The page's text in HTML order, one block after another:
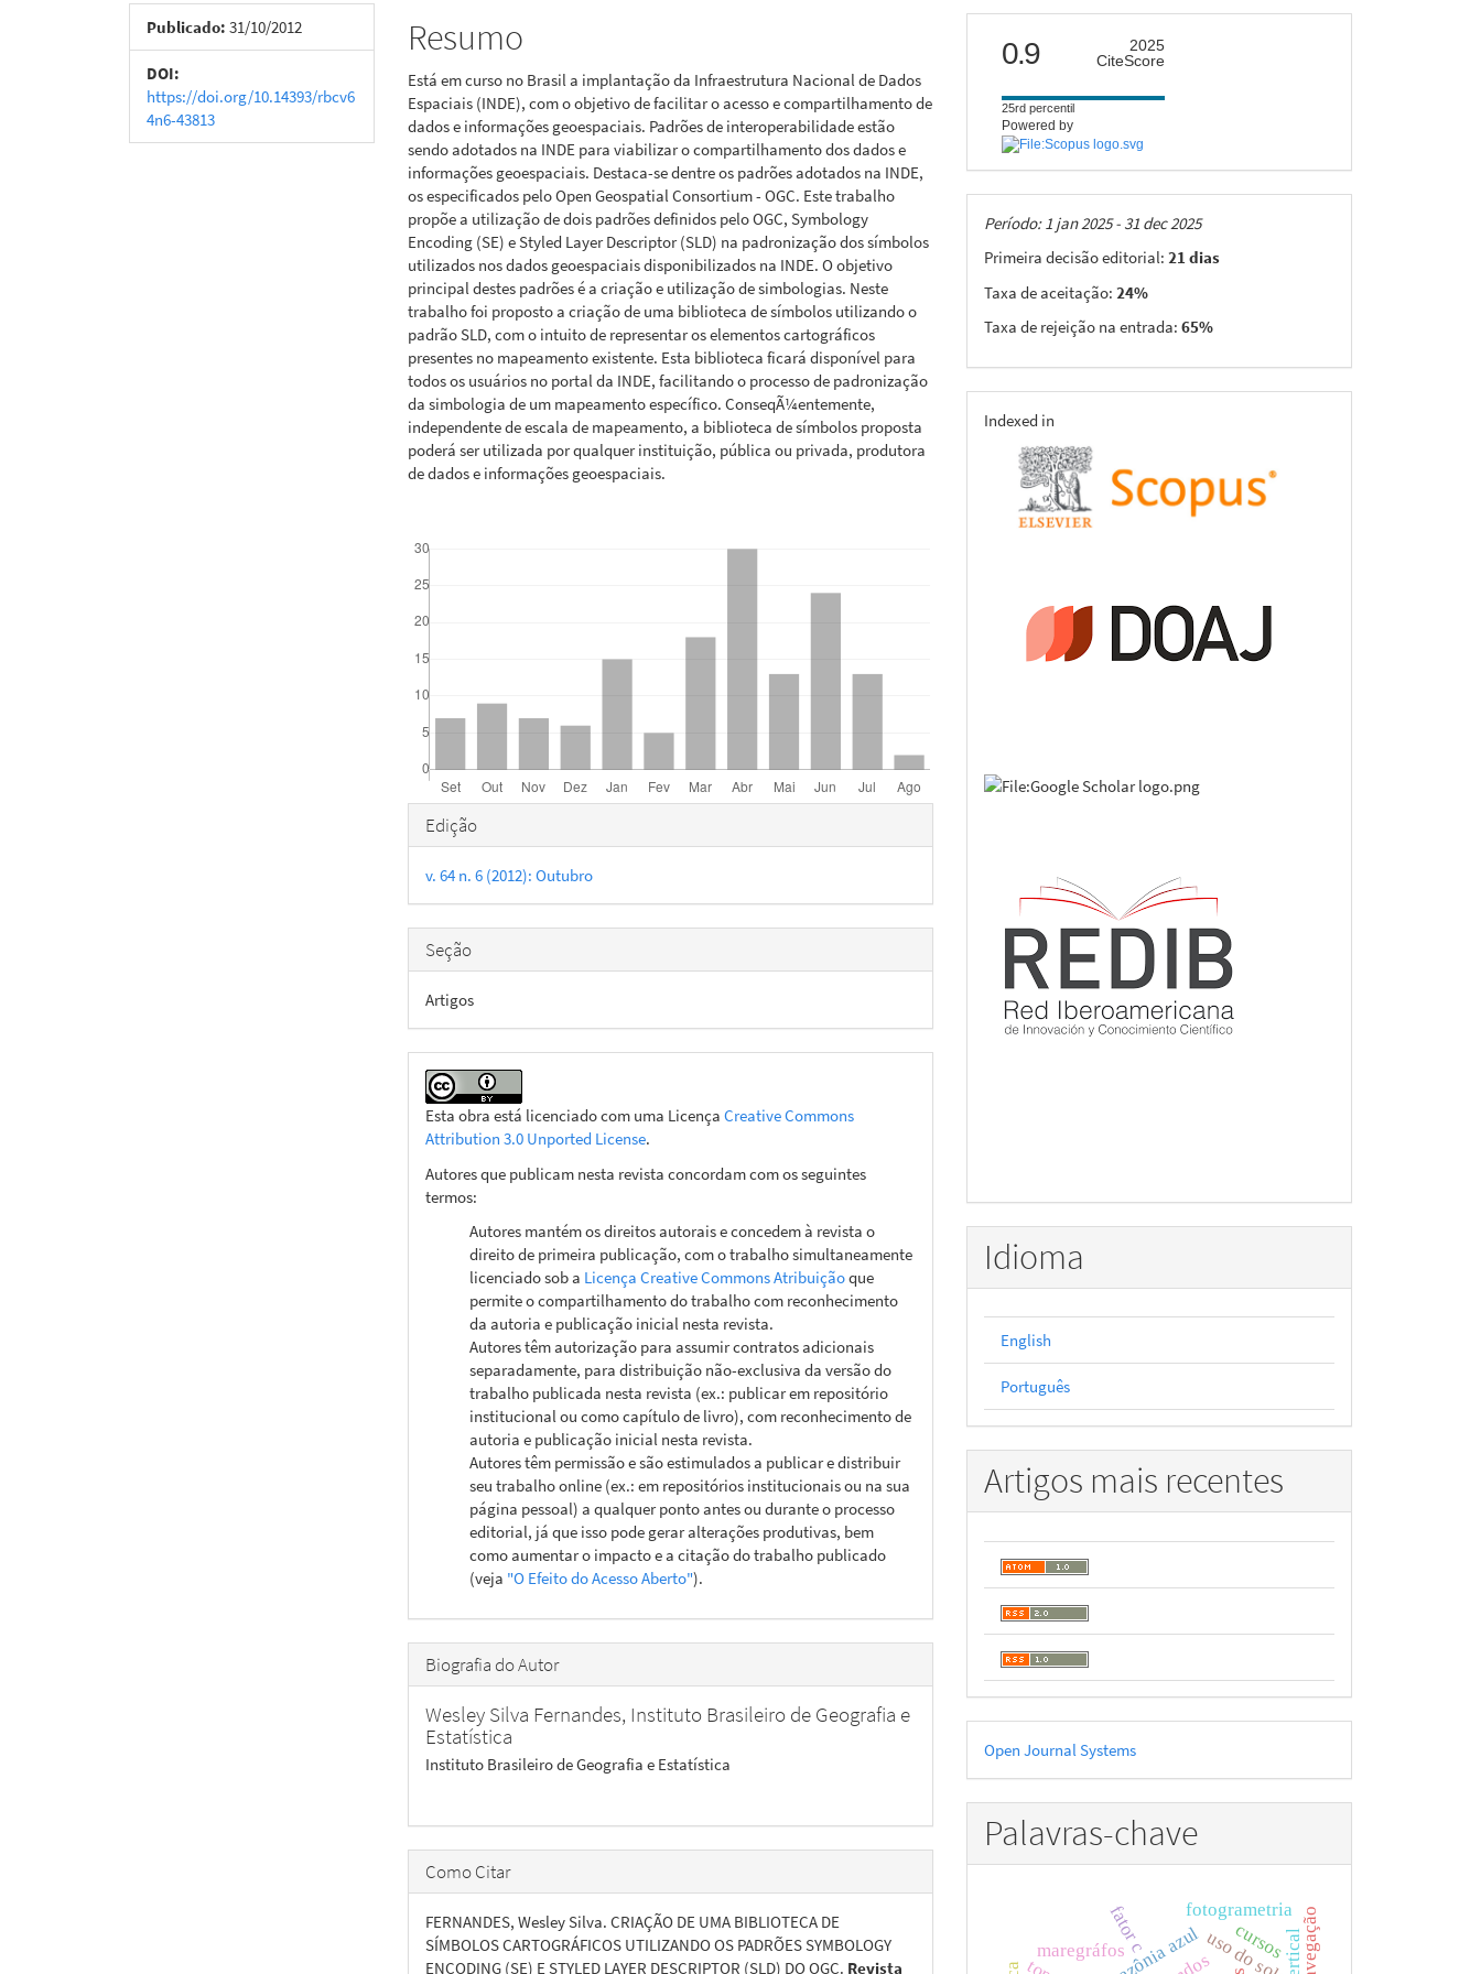
de
artigos
Publicado: 31/10/2012
DOI:
https://doi.org/10.14393/rbcv6
4n6-43813
artigo
principal
Resumo
Está em curso no Brasil a implantação da Infraestrutura Nacional de Dados
Espaciais (INDE), com o objetivo de facilitar o acesso e compartilhamento de
dados e informações geoespaciais. Padrões de interoperabilidade estão
sendo adotados na INDE para viabilizar o compartilhamento dos dados e
informações geoespaciais. Destaca-se dentre os padrões adotados na INDE,
os especificados pelo Open Geospatial Consortium - OGC. Este trabalho
propõe a utilização de dois padrões definidos pelo OGC, Symbology
Encoding (SE) e Styled Layer Descriptor (SLD) na padronização dos símbolos
utilizados nos dados geoespaciais disponibilizados na INDE. O objetivo
principal destes padrões é a criação e utilização de simbologias. Neste
trabalho foi proposto a criação de uma biblioteca de símbolos utilizando o
padrão SLD, com o intuito de representar os elementos cartográficos
presentes no mapeamento existente. Esta biblioteca ficará disponível para
todos os usuários no portal da INDE, facilitando o processo de padronização
da simbologia de um mapeamento específico. ConseqÃ¼entemente,
independente de escala de mapeamento, a biblioteca de símbolos proposta
poderá ser utilizada por qualquer instituição, pública ou privada, produtora
de dados e informações geoespaciais.
Detalhes
do
artigo
Edição
v. 64 n. 6 (2012): Outubro
Seção
Artigos
Esta obra está licenciado com uma LicençaCreative Commons
Attribution 3.0 Unported License.
Autores que publicam nesta revista concordam com os seguintes
termos:
Autores mantém os direitos autorais e concedem à revista o
direito de primeira publicação, com o trabalho simultaneamente
licenciado sob a Licença Creative Commons Atribuiçãoque
permite o compartilhamento do trabalho com reconhecimento
da autoria e publicação inicial nesta revista.
Autores têm autorização para assumir contratos adicionais
separadamente, para distribuição não-exclusiva da versão do
trabalho publicada nesta revista (ex.: publicar em repositório
institucional ou como capítulo de livro), com reconhecimento de
autoria e publicação inicial nesta revista.
Autores têm permissão e são estimulados a publicar e distribuir
seu trabalho online (ex.: em repositórios institucionais ou na sua
página pessoal) a qualquer ponto antes ou durante o processo
editorial, já que isso pode gerar alterações produtivas, bem
como aumentar o impacto e a citação do trabalho publicado
(veja "O Efeito do Acesso Aberto").
Biografia do Autor
Wesley Silva Fernandes, Instituto Brasileiro de Geografia e
Estatística
Instituto Brasileiro de Geografia e Estatística
Como Citar
FERNANDES, Wesley Silva. CRIAÇÃO DE UMA BIBLIOTECA DE
SÍMBOLOS CARTOGRÁFICOS UTILIZANDO OS PADRÕES SYMBOLOGY
ENCODING (SE) E STYLED LAYER DESCRIPTOR (SLD) DO OGC. Revista
citescore
0.9
2025
CiteScore
25rd percentil
Powered by
Taxas
Período: 1 jan 2025 - 31 dec 2025
Primeira decisão editorial: 21 dias
Taxa de aceitação: 24%
Taxa de rejeição na entrada: 65%
indexing
Indexed in
Idioma
English
Português
Artigos mais recentes
Desenvolvido
por
Open Journal Systems
Palavras-chave
uso do solo
maregráfos navegação
fotogrametria
fator c cursos